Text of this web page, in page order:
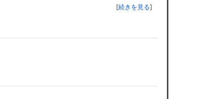
[続きを見る]